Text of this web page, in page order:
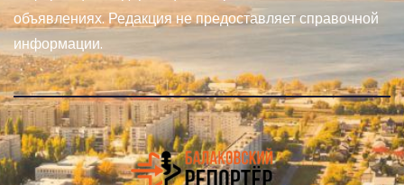
объявлениях. Редакция не предоставляет справочной
информации.